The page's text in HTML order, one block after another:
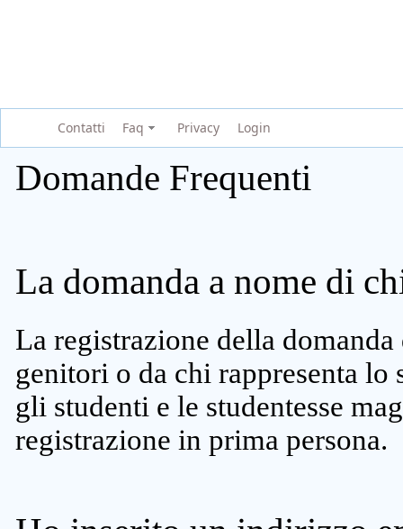
Contatti Faq Privacy Login
Domande Frequenti
La domanda a nome di
La registrazione della
genitori o da chi rappresenta lo
gli studenti e le studentesse
registrazione in prima persona.